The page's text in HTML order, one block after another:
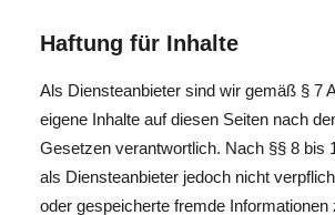
Haftung für Inhalte
Als Diensteanbieter sind wir gemäß § 7
eigene Inhalte auf diesen Seiten nach
Gesetzen verantwortlich. Nach §§ 8 bis
als Diensteanbieter jedoch nicht
oder gespeicherte fremde Informationen